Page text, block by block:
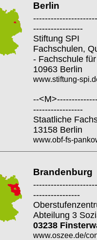
Berlin
-----------------
Stiftung SPI
Fachschulen,
- Fachschule
10963 Berlin
www.stiftung-
--
-----------------
Staatliche
13158 Berlin
www.obf-fs-
Brandenburg
----------------
Abteilung 3
03238
www.oszee.de/